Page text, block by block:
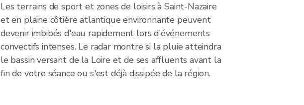
Les terrains de sport et zones de loisirs à Saint-Nazaire
et en plaine côtière atlantique environnante peuvent
devenir imbibés d'eau rapidement lors d'événements
convectifs intenses. Le radar montre si la pluie atteindra
le bassin versant de la Loire et de ses affluents avant la
fin de votre séance ou s'est déjà dissipée de la région.